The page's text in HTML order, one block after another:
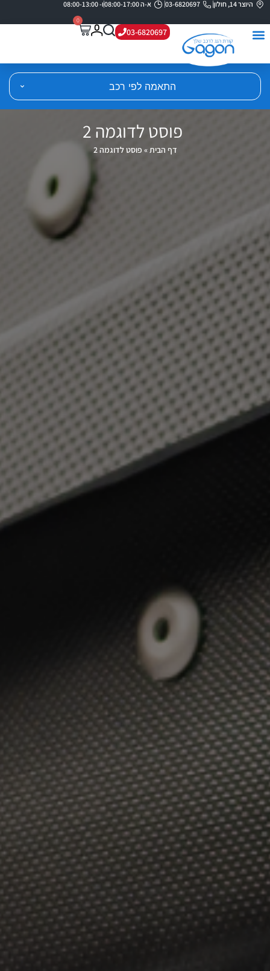
היוצר 14, חולון 03-6820697 א-ה 08:00-17:00 ו- 08:00-13:00
03-6820697
0
התאמה לפי רכב
פוסט לדוגמה 2
דף הבית» פוסט לדוגמה 2